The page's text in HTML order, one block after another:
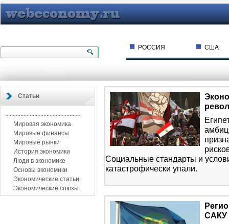
РОССИЯ США
Статьи
.................................................
Мировая экономика
Мировые финансы
Мировые рынки
История экономики
Люди в экономике
Основы экономики
Экономические статьи
Экономические союзы
Социальные стандарты и
катастрофически упали.
САКУ